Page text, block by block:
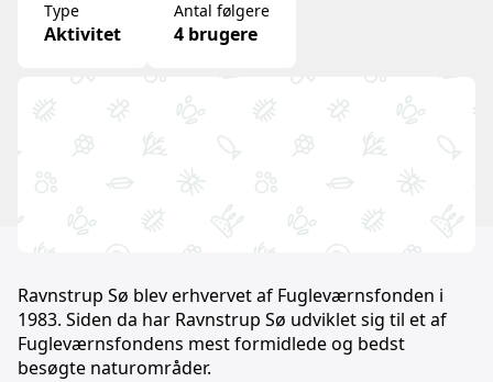
Type
Aktivitet
Antal følgere
4 brugere
Ravnstrup Sø blev erhvervet af Fugleværnsfonden i
1983. Siden da har Ravnstrup Sø udviklet sig til et af
Fugleværnsfondens mest formidlede og bedst
besøgte naturområder.